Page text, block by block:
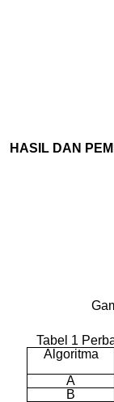
HASIL DAN
Tabel 1
Algoritma
A
B